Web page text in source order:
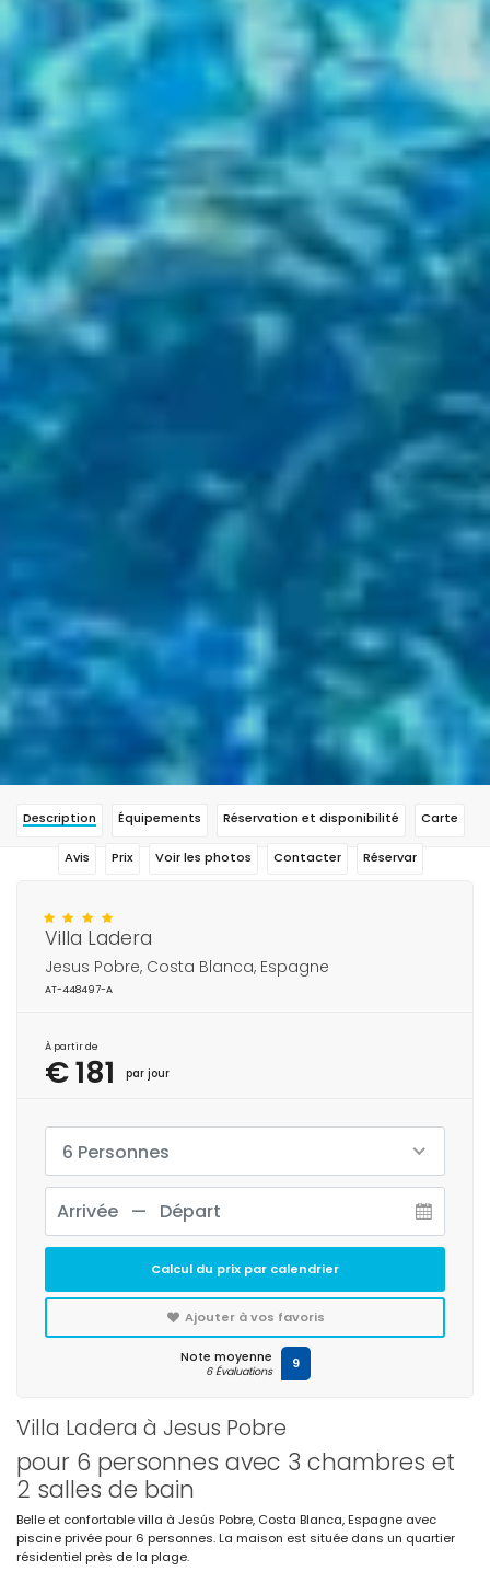
Description Équipements Réservation et disponibilité Carte
Avis Prix Voir les photos Contacter Réservar
Villa Ladera à Jesus Pobre
pour 6 personnes avec 3 chambres et
2 salles de bain
Belle et confortable villa à Jesús Pobre, Costa Blanca, Espagne avec
piscine privée pour 6 personnes. La maison est située dans un quartier
résidentiel près de la plage.
Villa Ladera
Jesus Pobre, Costa Blanca, Espagne
AT-448497-A
À partir de
€ 181 par jour
6 Personnes
Calcul du prix par calendrier
Ajouter à vos favoris
Note moyenne
6 Évaluations 9